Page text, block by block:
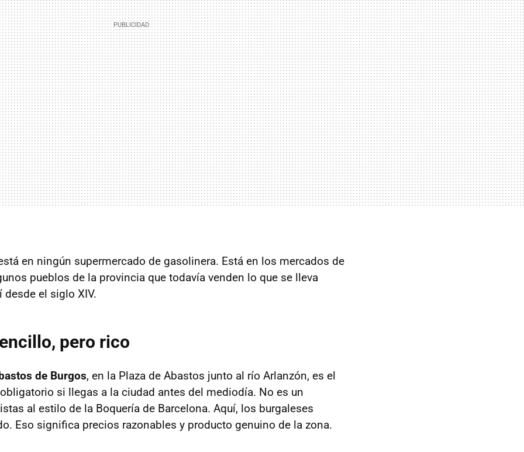
en ningún supermercado de gasolinera. Está en los mercados de
pueblos de la provincia que todavía venden lo que se lleva
el siglo XIV.
pero rico
de Burgos, en la Plaza de Abastos junto al río Arlanzón, es el
si llegas a la ciudad antes del mediodía. No es un
al estilo de la Boquería de Barcelona. Aquí, los burgaleses
Eso significa precios razonables y producto genuino de la zona.